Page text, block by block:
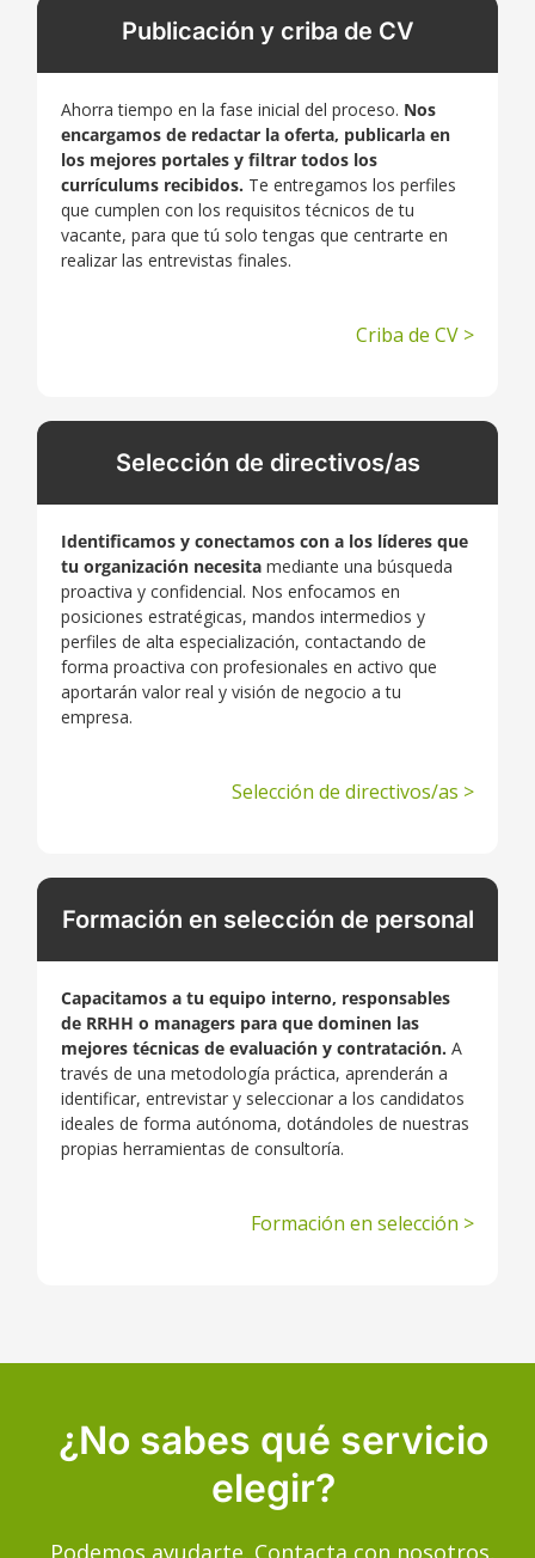
Publicación y criba de CV
Ahorra tiempo en la fase inicial del proceso. Nos
encargamos de redactar la oferta, publicarla en
los mejores portales y filtrar todos los
currículums recibidos. Te entregamos los perfiles
que cumplen con los requisitos técnicos de tu
vacante, para que tú solo tengas que centrarte en
realizar las entrevistas finales.
Criba de CV >
Selección de directivos/as
Identificamos y conectamos con a los líderes que
tu organización necesitamediante una búsqueda
proactiva y confidencial. Nos enfocamos en
posiciones estratégicas, mandos intermedios y
perfiles de alta especialización, contactando de
forma proactiva con profesionales en activo que
aportarán valor real y visión de negocio a tu
empresa.
Selección de directivos/as >
Formación en selección de personal
Capacitamos a tu equipo interno, responsables
de RRHH o managers para que dominen las
mejores técnicas de evaluación y contratación. A
través de una metodología práctica, aprenderán a
identificar, entrevistar y seleccionar a los candidatos
ideales de forma autónoma, dotándoles de nuestras
propias herramientas de consultoría.
Formación en selección >
¿No sabes qué servicio
elegir?
Podemos ayudarte. Contacta con nosotros,